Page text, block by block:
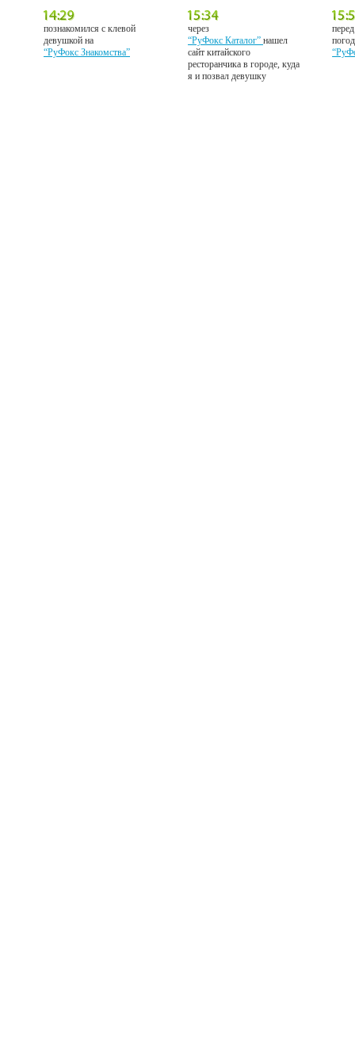
познакомился с клевой
девушкой на
“РуФокс Знакомства”
через
“РуФокс Каталог”нашел
сайт китайского
ресторанчика в городе, куда
я и позвал девушку